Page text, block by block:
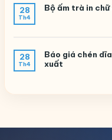
28
Th4
Bộ ấm trà in
28
Th4
Báo giá chén
xuất